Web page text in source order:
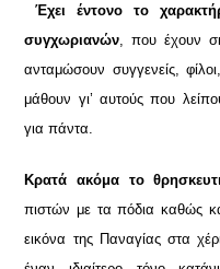
Έχει έντονο το
συγχωριανών , που έχουν
ανταμώσουν συγγενείς,
μάθουν γι’ αυτούς που
για πάντα.
Κρατά ακόμα το
πιστών με τα πόδια καθώς
εικόνα της Παναγίας στα